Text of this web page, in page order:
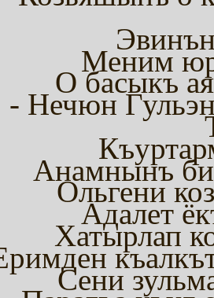
Меним
О басыкъ
- Нечюн
Анамнынъ
Ольгени
Адалет
Хатырлап
Сени